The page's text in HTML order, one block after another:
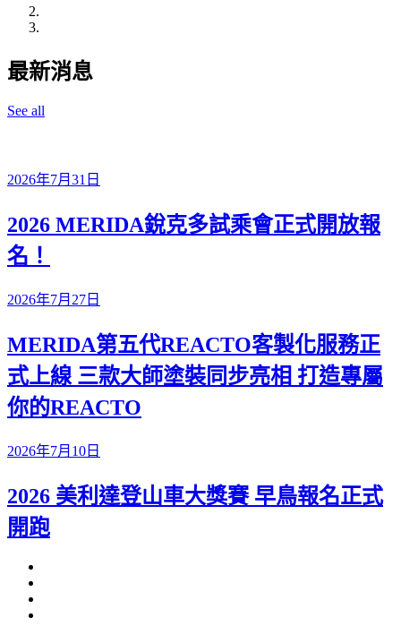
最新消息
See all
2026年7月31日
2026 MERIDA銳克多試乘會正式開放報
名！
2026年7月27日
MERIDA第五代REACTO客製化服務正
式上線 三款大師塗裝同步亮相 打造專屬
你的REACTO
2026年7月10日
2026 美利達登山車大獎賽 早鳥報名正式
開跑